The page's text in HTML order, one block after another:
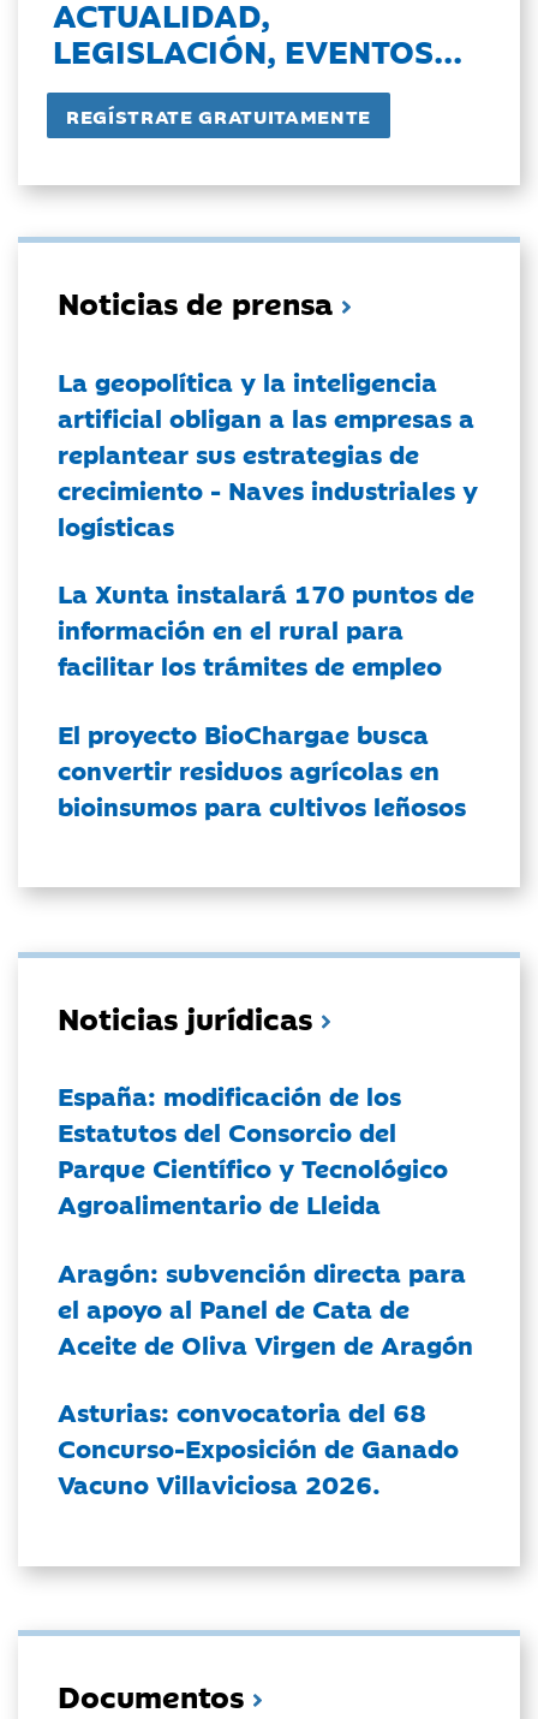
ACTUALIDAD,
LEGISLACIÓN, EVENTOS...
Noticias de prensa
La geopolítica y la inteligencia
artificial obligan a las empresas a
replantear sus estrategias de
crecimiento - Naves industriales y
logísticas
La Xunta instalará 170 puntos de
información en el rural para
facilitar los trámites de empleo
El proyecto BioChargae busca
convertir residuos agrícolas en
bioinsumos para cultivos leñosos
Noticias jurídicas
España: modificación de los
Estatutos del Consorcio del
Parque Científico y Tecnológico
Agroalimentario de Lleida
Aragón: subvención directa para
el apoyo al Panel de Cata de
Aceite de Oliva Virgen de Aragón
Asturias: convocatoria del 68
Concurso-Exposición de Ganado
Vacuno Villaviciosa 2026.
Documentos